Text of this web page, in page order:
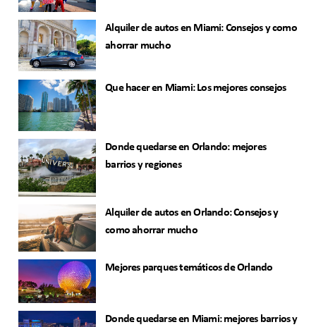
Alquiler de autos en Miami: Consejos y como
ahorrar mucho
Que hacer en Miami: Los mejores consejos
Donde quedarse en Orlando: mejores
barrios y regiones
Alquiler de autos en Orlando: Consejos y
como ahorrar mucho
Mejores parques temáticos de Orlando
Donde quedarse en Miami: mejores barrios y